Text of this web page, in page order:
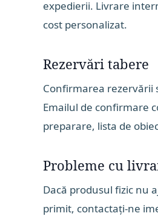
expedierii. Livrare
cost personalizat.
Rezervări tabere
Confirmarea rezervării
Emailul de confirmare
preparare, lista de
Probleme cu
Dacă produsul fizic nu
primit, contactați-ne